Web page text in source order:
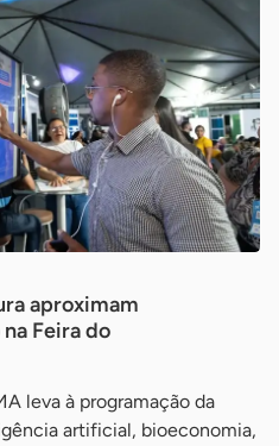
aproximam
Feira do
leva à programação da
artificial, bioeconomia,